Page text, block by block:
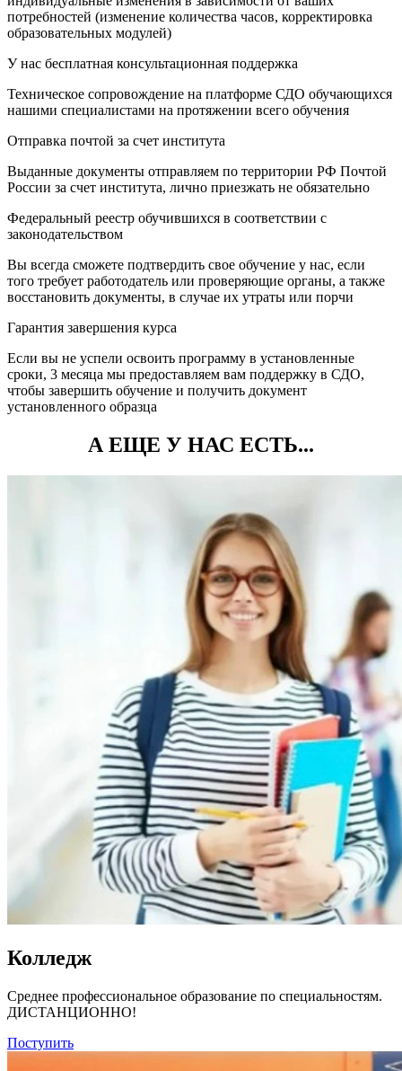
потребностей (изменение количества часов, корректировка
образовательных модулей)
У нас бесплатная консультационная поддержка
Техническое сопровождение на платформе СДО обучающихся
нашими специалистами на протяжении всего обучения
Отправка почтой за счет института
Выданные документы отправляем по территории РФ Почтой
России за счет института, лично приезжать не обязательно
Федеральный реестр обучившихся в соответствии с
законодательством
Вы всегда сможете подтвердить свое обучение у нас, если
того требует работодатель или проверяющие органы, а также
восстановить документы, в случае их утраты или порчи
Гарантия завершения курса
Если вы не успели освоить программу в установленные
сроки, 3 месяца мы предоставляем вам поддержку в СДО,
чтобы завершить обучение и получить документ
установленного образца
А ЕЩЕ У НАС ЕСТЬ...
Колледж
Среднее профессиональное образование по специальностям.
ДИСТАНЦИОННО!
Поступить